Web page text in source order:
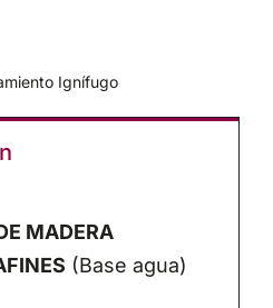
Ignífugo
MADERA
(Base agua)